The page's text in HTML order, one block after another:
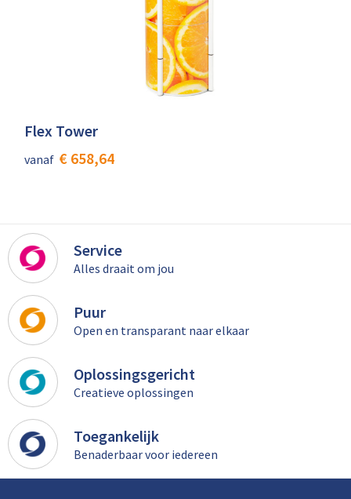
Flex Tower
vanaf € 658,64
Service
Alles draait om jou
Puur
Open en transparant naar elkaar
Oplossingsgericht
Creatieve oplossingen
Toegankelijk
Benaderbaar voor iedereen